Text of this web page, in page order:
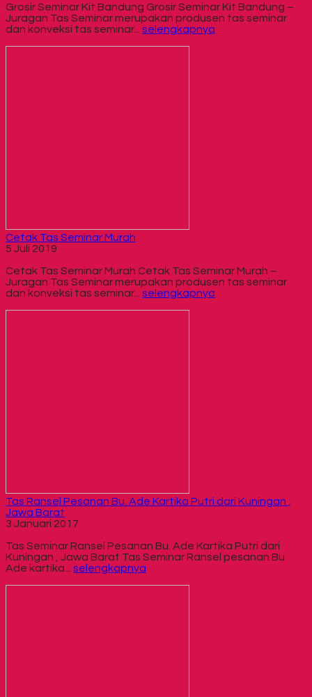
Grosir Seminar Kit Bandung Grosir Seminar Kit Bandung –
Juragan Tas Seminar merupakan produsen tas seminar
dan konveksi tas seminar... selengkapnya
Cetak Tas Seminar Murah
5 Juli 2019
Cetak Tas Seminar Murah Cetak Tas Seminar Murah –
Juragan Tas Seminar merupakan produsen tas seminar
dan konveksi tas seminar... selengkapnya
Tas Ransel Pesanan Bu. Ade Kartika Putri dari Kuningan ,
Jawa Barat
3 Januari 2017
Tas Seminar Ransel Pesanan Bu. Ade Kartika Putri dari
Kuningan , Jawa Barat Tas Seminar Ransel pesanan Bu
Ade kartika... selengkapnya